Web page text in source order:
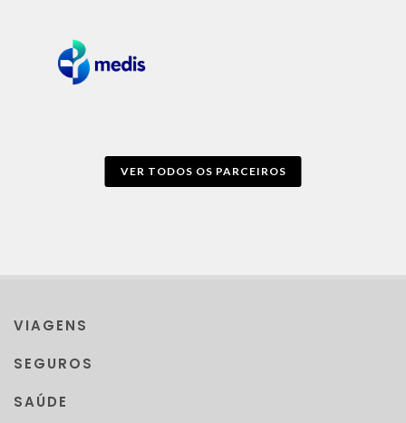
VER TODOS OS PARCEIROS
VIAGENS
SEGUROS
SAÚDE